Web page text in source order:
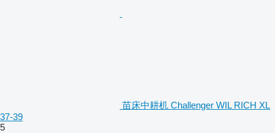
苗床中耕机 Challenger WIL RICH XL
37-39
5